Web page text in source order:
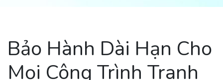
Bảo Hành Dài Hạn Cho
Mọi Công Trình Tranh